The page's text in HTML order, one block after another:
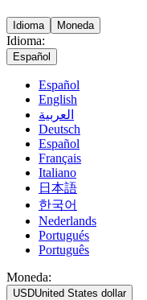
Idioma Moneda
Idioma:
Español
Español
English
العربية
Deutsch
Español
Français
Italiano
日本語
한국어
Nederlands
Portugués
Português
Moneda:
USDUnited States dollar